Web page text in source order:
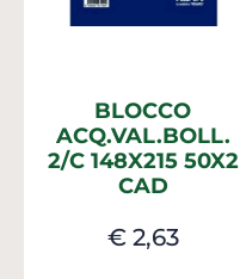
BLOCCO
ACQ.VAL.BOLL.
2/C 148X215 50X2
CAD
€ 2,63